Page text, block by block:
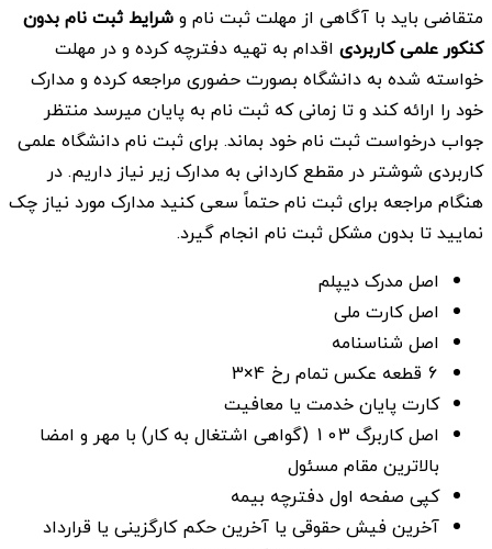
متقاضی باید با آگاهی از مهلت ثبت نام وشرایط ثبت نام بدون
کنکور علمی کاربردی اقدام به تهیه دفترچه کرده و در مهلت
خواسته شده به دانشگاه بصورت حضوری مراجعه کرده و مدارک
خود را ارائه کند و تا زمانی که ثبت نام به پایان میرسد منتظر
جواب درخواست ثبت نام خود بماند. برای ثبت نام دانشگاه علمی
کاربردی شوشتر در مقطع کاردانی به مدارک زیر نیاز داریم. در
هنگام مراجعه برای ثبت نام حتماً سعی کنید مدارک مورد نیاز چک
نمایید تا بدون مشکل ثبت نام انجام گیرد.
اصل مدرک دیپلم
اصل کارت ملی
اصل شناسنامه
6 قطعه عکس تمام رخ 4×3
کارت پایان خدمت یا معافیت
اصل کاربرگ 103 (گواهی اشتغال به کار) با مهر و امضا
بالاترین مقام مسئول
کپی صفحه اول دفترچه بیمه
آخرین فیش حقوقی یا آخرین حکم کارگزینی یا قرارداد